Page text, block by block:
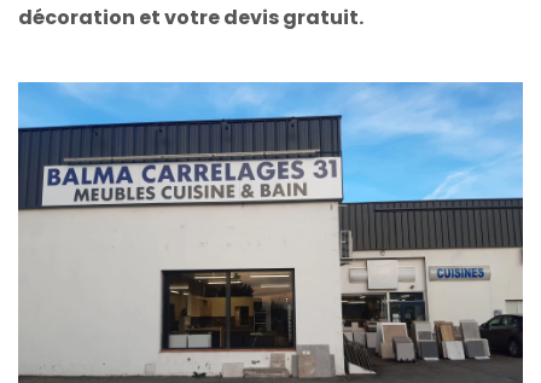
décoration et votre devis gratuit.